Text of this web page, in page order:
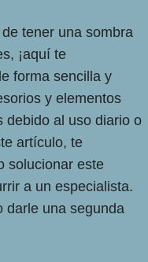
tener una sombra
¡aquí te
forma sencilla y
y elementos
debido al uso diario o
artículo, te
solucionar este
a un especialista.
darle una segunda